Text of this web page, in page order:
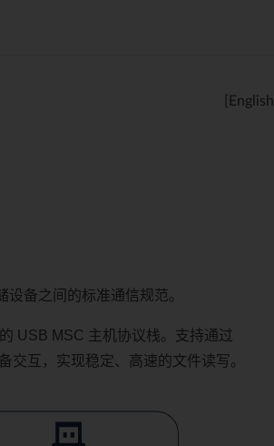
[English]
备之间的标准通信规范。
USB MSC 主机协议栈。支持通过
交互，实现稳定、高速的文件读写。